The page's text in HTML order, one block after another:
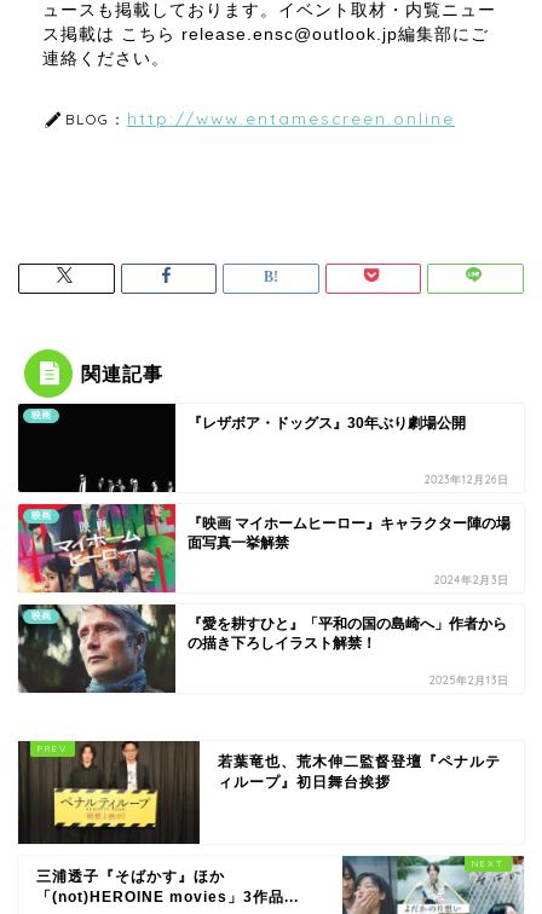
ュースも掲載しております。イベント取材・内覧ニュー
ス掲載は こちら release.ensc@outlook.jp編集部にご
連絡ください。
BLOG： http://www.entamescreen.online
関連記事
映画 『レザボア・ドッグス』30年ぶり劇場公開
2023年12月26日
映画
『映画 マイホームヒーロー』キャラクター陣の場
面写真一挙解禁
2024年2月3日
映画
『愛を耕すひと』「平和の国の島崎へ」作者から
の描き下ろしイラスト解禁！
2025年2月13日
若葉竜也、荒木伸二監督登壇『ペナルテ
ィループ』初日舞台挨拶
三浦透子『そばかす』ほか
「(not)HEROINE movies」3作品...